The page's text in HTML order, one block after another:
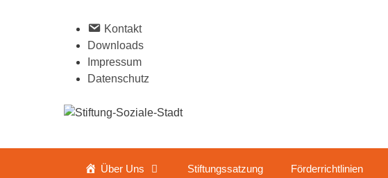
Kon­takt
Down­loads
Impres­sum
Daten­schutz
Über Uns Stif­tungs­sat­zung För­der­richt­li­ni­en